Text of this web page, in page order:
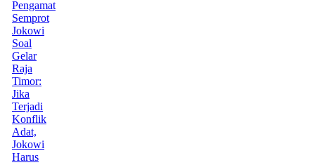
Pengamat
Semprot
Jokowi
Soal
Gelar
Raja
Timor:
Jika
Terjadi
Konflik
Adat,
Jokowi
Harus